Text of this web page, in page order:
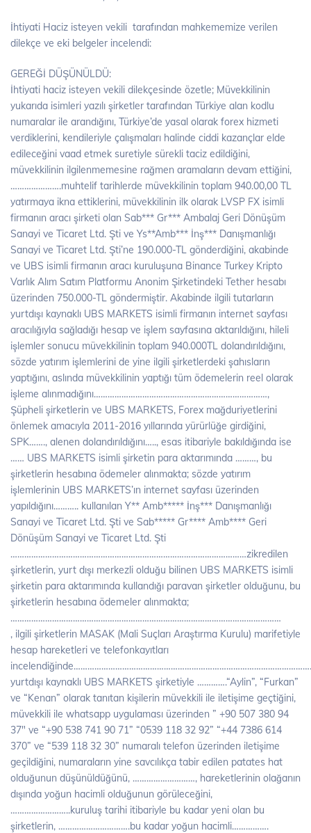
İhtiyati Haciz isteyen vekili tarafından mahkememize verilen
dilekçe ve eki belgeler incelendi:
GEREĞİ DÜŞÜNÜLDÜ:
İhtiyati haciz isteyen vekili dilekçesinde özetle; Müvekkilinin
yukarıda isimleri yazılı şirketler tarafından Türkiye alan kodlu
numaralar ile arandığını, Türkiye’de yasal olarak forex hizmeti
verdiklerini, kendileriyle çalışmaları halinde ciddi kazançlar elde
edileceğini vaad etmek suretiyle sürekli taciz edildiğini,
müvekkilinin ilgilenmemesine rağmen aramaların devam ettiğini,
………………….muhtelif tarihlerde müvekkilinin toplam 940.00,00 TL
yatırmaya ikna ettiklerini, müvekkilinin ilk olarak LVSP FX isimli
firmanın aracı şirketi olan Sab*** Gr*** Ambalaj Geri Dönüşüm
Sanayi ve Ticaret Ltd. Şti ve Ys**Amb*** İnş*** Danışmanlığı
Sanayi ve Ticaret Ltd. Şti’ne 190.000-TL gönderdiğini, akabinde
ve UBS isimli firmanın aracı kuruluşuna Binance Turkey Kripto
Varlık Alım Satım Platformu Anonim Şirketindeki Tether hesabı
üzerinden 750.000-TL göndermiştir. Akabinde ilgili tutarların
yurtdışı kaynaklı UBS MARKETS isimli firmanın internet sayfası
aracılığıyla sağladığı hesap ve işlem sayfasına aktarıldığını, hileli
işlemler sonucu müvekkilinin toplam 940.000TL dolandırıldığını,
sözde yatırım işlemlerini de yine ilgili şirketlerdeki şahısların
yaptığını, aslında müvekkilinin yaptığı tüm ödemelerin reel olarak
işleme alınmadığını…………………………………………………………………,
Şüpheli şirketlerin ve UBS MARKETS, Forex mağduriyetlerini
önlemek amacıyla 2011-2016 yıllarında yürürlüğe girdiğini,
SPK……., alenen dolandırıldığını….., esas itibariyle bakıldığında ise
…… UBS MARKETS isimli şirketin para aktarımında ………, bu
şirketlerin hesabına ödemeler alınmakta; sözde yatırım
işlemlerinin UBS MARKETS’ın internet sayfası üzerinden
yapıldığını……….. kullanılan Y** Amb***** İnş*** Danışmanlığı
Sanayi ve Ticaret Ltd. Şti ve Sab***** Gr**** Amb**** Geri
Dönüşüm Sanayi ve Ticaret Ltd. Şti
…………………………………………………………………………………………zikredilen
şirketlerin, yurt dışı merkezli olduğu bilinen UBS MARKETS isimli
şirketin para aktarımında kullandığı paravan şirketler olduğunu, bu
şirketlerin hesabına ödemeler alınmakta;
………………………………………………………………………………………………………
, ilgili şirketlerin MASAK (Mali Suçları Araştırma Kurulu) marifetiyle
hesap hareketleri ve telefonkayıtları
yurtdışı kaynaklı UBS MARKETS şirketiyle ………….“Aylin”, “Furkan”
ve “Kenan” olarak tanıtan kişilerin müvekkili ile iletişime geçtiğini,
müvekkili ile whatsapp uygulaması üzerinden ” +90 507 380 94
37″ ve “+90 538 741 90 71” “0539 118 32 92” “+44 7386 614
370” ve “539 118 32 30” numaralı telefon üzerinden iletişime
geçildiğini, numaraların yine savcılıkça tabir edilen patates hat
olduğunun düşünüldüğünü, ………………………, hareketlerinin olağanın
dışında yoğun hacimli olduğunun görüleceğini,
……………………..kuruluş tarihi itibariyle bu kadar yeni olan bu
şirketlerin, ………………………….bu kadar yoğun hacimli…………….